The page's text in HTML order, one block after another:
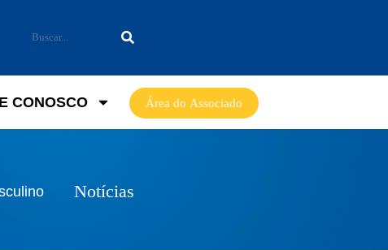
CONOSCO Área do Associado
Notícias